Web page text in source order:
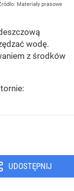
Materiały prasowe
wodę.
z środków
UDOSTĘPNIJ